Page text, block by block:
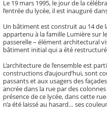
Le 19 mars 1995, le jour de la
l’entrée du lycée, il est inauguré
Un bâtiment est construit au 14 de
appartenu à la famille Lumière sur
passerelle – élément architectural
bâtiment initial qui a été
L’architecture de l’ensemble est
constructions d’aujourd’hui, sont
passants et aux usagers des
ancrée dans la rue par des
présence de ce lycée, dans cette
n’a été laissé au hasard… ses